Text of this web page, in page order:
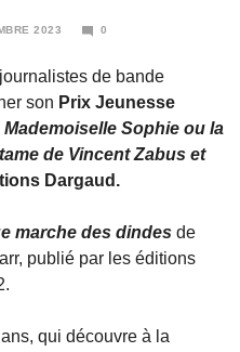
2023
0
de bande
son Prix Jeunesse
Mademoiselle Sophie ou la
de Vincent Zabus et
Dargaud.
marche des dindes de
publié par les éditions
qui découvre à la